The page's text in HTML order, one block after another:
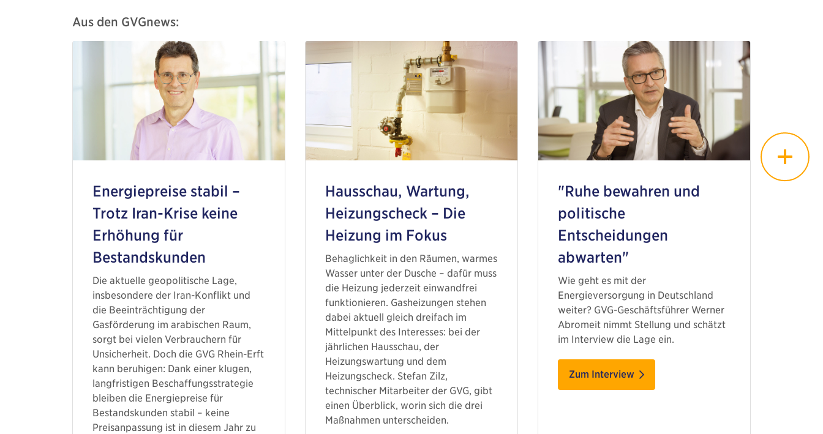
Aus den GVGnews:
Energiepreise stabil –
Trotz Iran-Krise keine
Erhöhung für
Bestandskunden
Die aktuelle geopolitische Lage,
insbesondere der Iran-Konflikt und
die Beeinträchtigung der
Gasförderung im arabischen Raum,
sorgt bei vielen Verbrauchern für
Unsicherheit. Doch die GVG Rhein-Erft
kann beruhigen: Dank einer klugen,
langfristigen Beschaffungsstrategie
bleiben die Energiepreise für
Bestandskunden stabil – keine
Preisanpassung ist in diesem Jahr zu
Hausschau, Wartung,
Heizungscheck – Die
Heizung im Fokus
Behaglichkeit in den Räumen, warmes
Wasser unter der Dusche – dafür muss
die Heizung jederzeit einwandfrei
funktionieren. Gasheizungen stehen
dabei aktuell gleich dreifach im
Mittelpunkt des Interesses: bei der
jährlichen Hausschau, der
Heizungswartung und dem
Heizungscheck. Stefan Zilz,
technischer Mitarbeiter der GVG, gibt
einen Überblick, worin sich die drei
Maßnahmen unterscheiden.
"Ruhe bewahren und
politische
Entscheidungen
abwarten"
Wie geht es mit der
Energieversorgung in Deutschland
weiter? GVG-Geschäftsführer Werner
Abromeit nimmt Stellung und schätzt
im Interview die Lage ein.
Zum Interview